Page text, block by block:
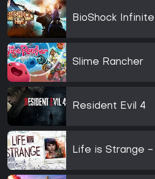
BioShock Infinite
Slime Rancher
Resident Evil 4
Life is Strange -